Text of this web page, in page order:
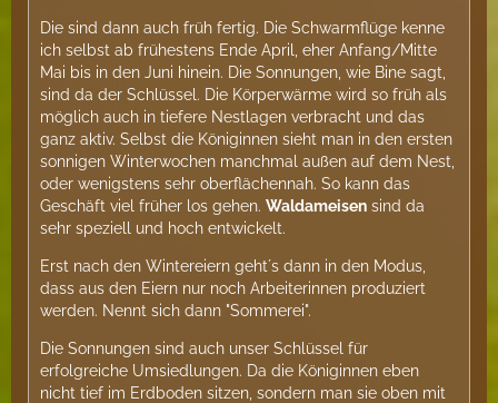
Die sind dann auch früh fertig. Die Schwarmflüge kenne
ich selbst ab frühestens Ende April, eher Anfang/Mitte
Mai bis in den Juni hinein. Die Sonnungen, wie Bine sagt,
sind da der Schlüssel. Die Körperwärme wird so früh als
möglich auch in tiefere Nestlagen verbracht und das
ganz aktiv. Selbst die Königinnen sieht man in den ersten
sonnigen Winterwochen manchmal außen auf dem Nest,
oder wenigstens sehr oberflächennah. So kann das
Geschäft viel früher los gehen. Waldameisen sind da
sehr speziell und hoch entwickelt.
Erst nach den Wintereiern geht´s dann in den Modus,
dass aus den Eiern nur noch Arbeiterinnen produziert
werden. Nennt sich dann "Sommerei".
Die Sonnungen sind auch unser Schlüssel für
erfolgreiche Umsiedlungen. Da die Königinnen eben
nicht tief im Erdboden sitzen, sondern man sie oben mit